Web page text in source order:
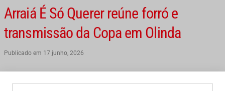
Arraiá É Só Querer reúne forró e
transmissão da Copa em Olinda
Publicado em 17 junho, 2026